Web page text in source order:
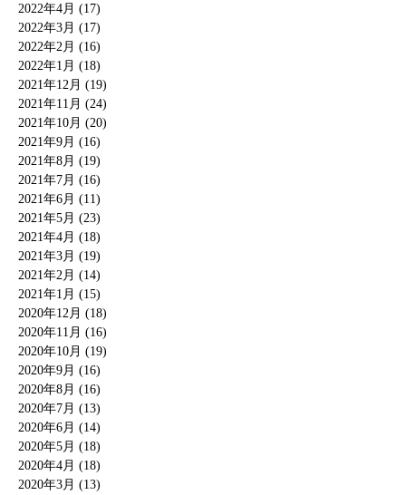
2022年4月 (17)
2022年3月 (17)
2022年2月 (16)
2022年1月 (18)
2021年12月 (19)
2021年11月 (24)
2021年10月 (20)
2021年9月 (16)
2021年8月 (19)
2021年7月 (16)
2021年6月 (11)
2021年5月 (23)
2021年4月 (18)
2021年3月 (19)
2021年2月 (14)
2021年1月 (15)
2020年12月 (18)
2020年11月 (16)
2020年10月 (19)
2020年9月 (16)
2020年8月 (16)
2020年7月 (13)
2020年6月 (14)
2020年5月 (18)
2020年4月 (18)
2020年3月 (13)